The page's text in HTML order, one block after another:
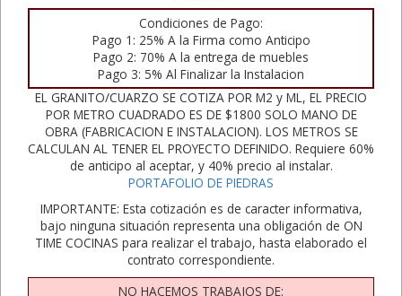
Condiciones de Pago:
Pago 1: 25% A la Firma como Anticipo
Pago 2: 70% A la entrega de muebles
Pago 3: 5% Al Finalizar la Instalacion
EL GRANITO/CUARZO SE COTIZA POR M2 y ML, EL PRECIO
POR METRO CUADRADO ES DE $1800 SOLO MANO DE
OBRA (FABRICACION E INSTALACION). LOS METROS SE
CALCULAN AL TENER EL PROYECTO DEFINIDO. Requiere 60%
de anticipo al aceptar, y 40% precio al instalar.
PORTAFOLIO DE PIEDRAS
IMPORTANTE: Esta cotización es de caracter informativa,
bajo ninguna situación representa una obligación de ON
TIME COCINAS para realizar el trabajo, hasta elaborado el
contrato correspondiente.
NO HACEMOS TRABAJOS DE: